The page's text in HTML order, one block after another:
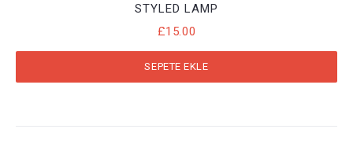
STYLED LAMP
£15.00
SEPETE EKLE